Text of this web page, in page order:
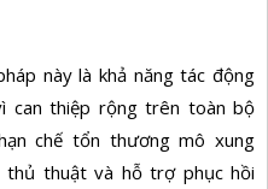
này là khả năng tác động
can thiệp rộng trên toàn bộ
chế tổn thương mô xung
thủ thuật và hỗ trợ phục hồi